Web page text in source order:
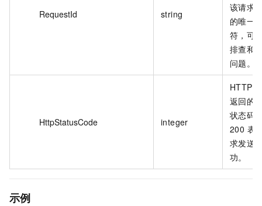
RequestId string
该请求
的唯一
符，可
排查和
问题。
HttpStatusCode integer
HTTP
返回的
状态码
200 表
求发送
功。
示例